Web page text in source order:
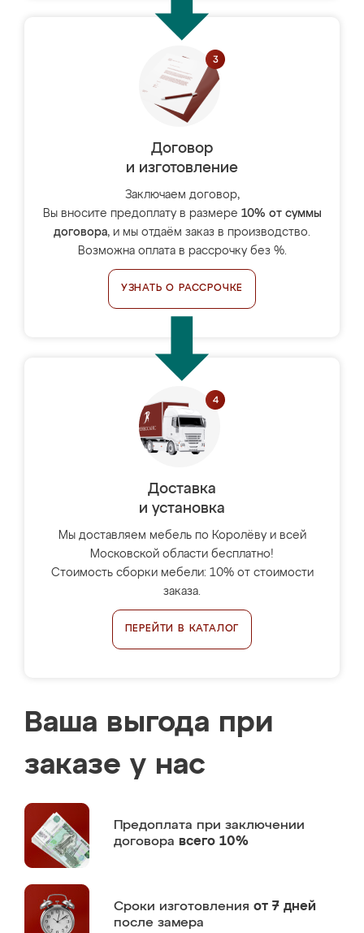
Договор
и изготовление
Заключаем договор,
Вы вносите предоплату в размере 10% от суммы
договора, и мы отдаём заказ в производство.
Возможна оплата в рассрочку без %.
УЗНАТЬ О РАССРОЧКЕ
Доставка
и установка
Мы доставляем мебель по Королёву и всей
Московской области бесплатно!
Стоимость сборки мебели: 10% от стоимости
заказа.
ПЕРЕЙТИ В КАТАЛОГ
Ваша выгода при
заказе у нас
Предоплата при заключении
договора всего 10%
Сроки изготовления от 7 дней
после замера